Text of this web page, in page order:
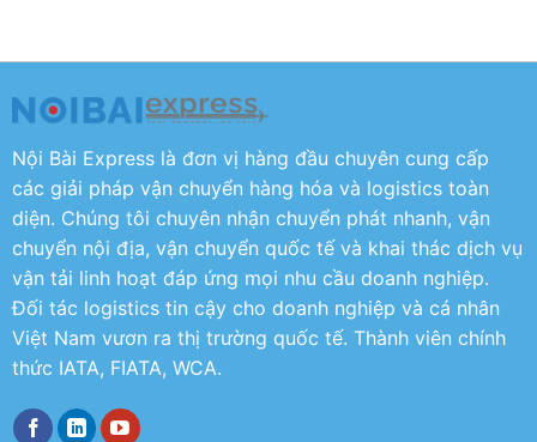
Nội Bài Express là đơn vị hàng đầu chuyên cung cấp
các giải pháp vận chuyển hàng hóa và logistics toàn
diện. Chúng tôi chuyên nhận chuyển phát nhanh, vận
chuyển nội địa, vận chuyển quốc tế và khai thác dịch vụ
vận tải linh hoạt đáp ứng mọi nhu cầu doanh nghiệp.
Đối tác logistics tin cậy cho doanh nghiệp và cá nhân
Việt Nam vươn ra thị trường quốc tế. Thành viên chính
thức IATA, FIATA, WCA.